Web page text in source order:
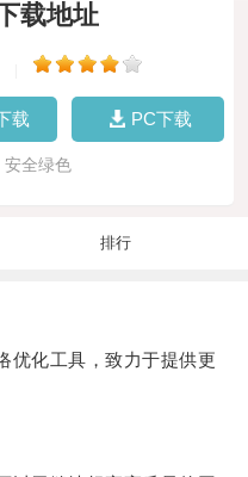
载地址
载 PC下载
安全绿色
排行
化工具，致力于提供更